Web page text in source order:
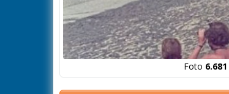
Foto 6.681